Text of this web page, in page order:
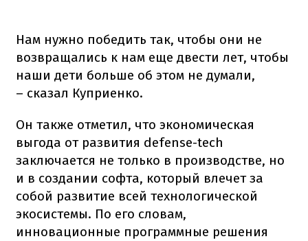
Нам нужно победить так, чтобы они не
возвращались к нам еще двести лет, чтобы
наши дети больше об этом не думали,
– сказал Куприенко.
Он также отметил, что экономическая
выгода от развития defense-tech
заключается не только в производстве, но
и в создании софта, который влечет за
собой развитие всей технологической
экосистемы. По его словам,
инновационные программные решения